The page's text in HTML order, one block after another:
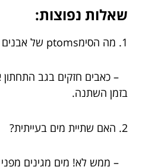
שאלות נפוצות:
1. מה הסימptoms של אבנים בכליות?
– כאבים חזקים בגב
בזמן השתנה.
2. האם שתיית מים בעייתית?
– ממש לא! מים מגינים מפני